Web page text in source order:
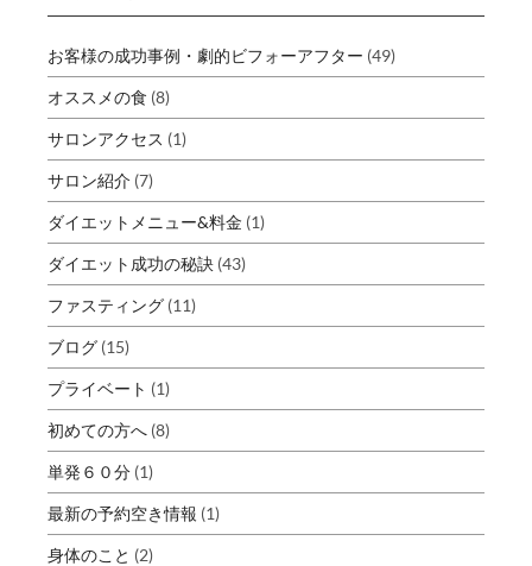
お客様の成功事例・劇的ビフォーアフター (49)
オススメの食 (8)
サロンアクセス (1)
サロン紹介 (7)
ダイエットメニュー&料金 (1)
ダイエット成功の秘訣 (43)
ファスティング (11)
ブログ (15)
プライベート (1)
初めての方へ (8)
単発６０分 (1)
最新の予約空き情報 (1)
身体のこと (2)